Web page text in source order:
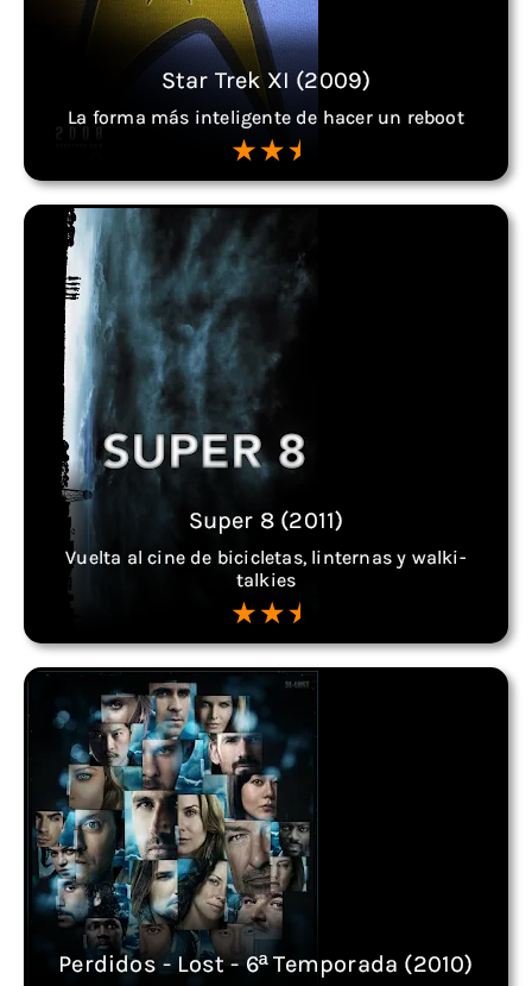
Star Trek XI (2009)
La forma más inteligente de hacer un reboot
Super 8 (2011)
Vuelta al cine de bicicletas, linternas y walki-
talkies
Perdidos - Lost - 6ª Temporada (2010)